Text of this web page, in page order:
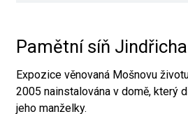
Pamětní síň
Expozice věnovaná Mošnovu
2005 nainstalována v domě, který
jeho manželky.